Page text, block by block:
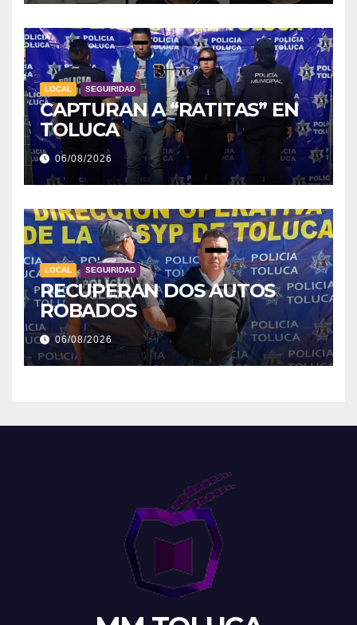
LOCAL SEGUIRIDAD
CAPTURAN A “RATITAS” EN
TOLUCA
06/08/2026
LOCAL SEGUIRIDAD
RECUPERAN DOS AUTOS
ROBADOS
06/08/2026